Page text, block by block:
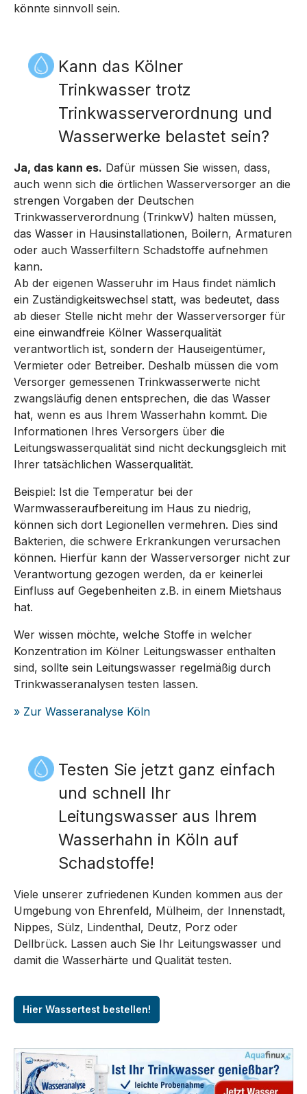
könnte sinnvoll sein.
Kann das Kölner
Trinkwasser trotz
Trinkwasserverordnung und
Wasserwerke belastet sein?
Ja, das kann es. Dafür müssen Sie wissen, dass,
auch wenn sich die örtlichen Wasserversorger an die
strengen Vorgaben der Deutschen
Trinkwasserverordnung (TrinkwV) halten müssen,
das Wasser in Hausinstallationen, Boilern, Armaturen
oder auch Wasserfiltern Schadstoffe aufnehmen
kann.
Ab der eigenen Wasseruhr im Haus findet nämlich
ein Zuständigkeitswechsel statt, was bedeutet, dass
ab dieser Stelle nicht mehr der Wasserversorger für
eine einwandfreie Kölner Wasserqualität
verantwortlich ist, sondern der Hauseigentümer,
Vermieter oder Betreiber. Deshalb müssen die vom
Versorger gemessenen Trinkwasserwerte nicht
zwangsläufig denen entsprechen, die das Wasser
hat, wenn es aus Ihrem Wasserhahn kommt. Die
Informationen Ihres Versorgers über die
Leitungswasserqualität sind nicht deckungsgleich mit
Ihrer tatsächlichen Wasserqualität.
Beispiel: Ist die Temperatur bei der
Warmwasseraufbereitung im Haus zu niedrig,
können sich dort Legionellen vermehren. Dies sind
Bakterien, die schwere Erkrankungen verursachen
können. Hierfür kann der Wasserversorger nicht zur
Verantwortung gezogen werden, da er keinerlei
Einfluss auf Gegebenheiten z.B. in einem Mietshaus
hat.
Wer wissen möchte, welche Stoffe in welcher
Konzentration im Kölner Leitungswasser enthalten
sind, sollte sein Leitungswasser regelmäßig durch
Trinkwasseranalysen testen lassen.
» Zur Wasseranalyse Köln
Testen Sie jetzt ganz einfach
und schnell Ihr
Leitungswasser aus Ihrem
Wasserhahn in Köln auf
Schadstoffe!
Viele unserer zufriedenen Kunden kommen aus der
Umgebung von Ehrenfeld, Mülheim, der Innenstadt,
Nippes, Sülz, Lindenthal, Deutz, Porz oder
Dellbrück. Lassen auch Sie Ihr Leitungswasser und
damit die Wasserhärte und Qualität testen.
Hier Wassertest bestellen!